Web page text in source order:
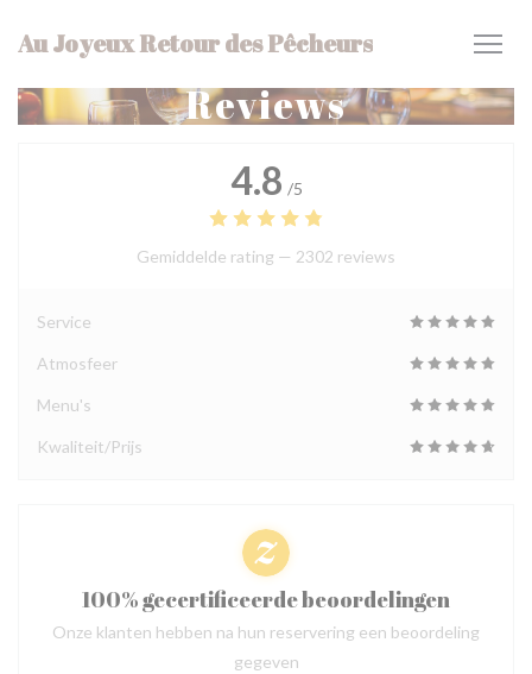
Au Joyeux Retour des Pêcheurs
Reviews
4.8 /5
Gemiddelde rating — 2302 reviews
Service
Atmosfeer
Menu's
Kwaliteit/Prijs
100% gecertificeerde beoordelingen
Onze klanten hebben na hun reservering een beoordeling
gegeven